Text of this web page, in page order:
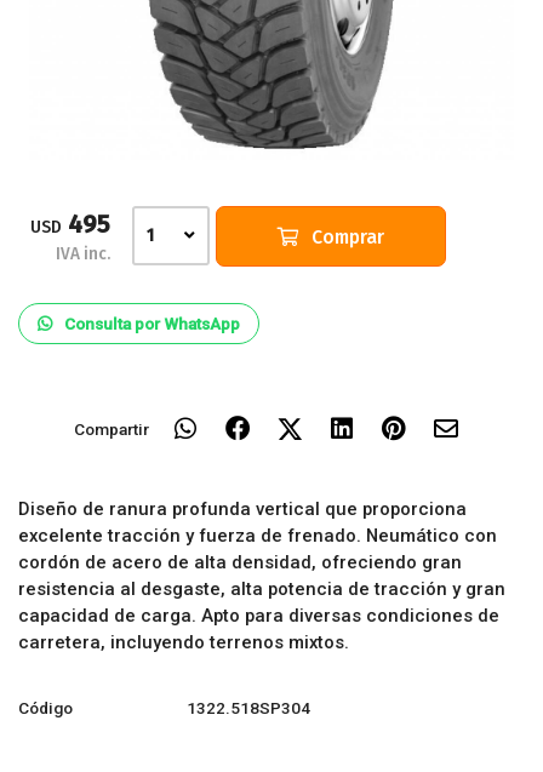
USD 495
IVA inc.
1 Comprar
Consulta por WhatsApp
Compartir
Diseño de ranura profunda vertical que proporciona
excelente tracción y fuerza de frenado. Neumático con
cordón de acero de alta densidad, ofreciendo gran
resistencia al desgaste, alta potencia de tracción y gran
capacidad de carga. Apto para diversas condiciones de
carretera, incluyendo terrenos mixtos.
Código 1322.518SP304